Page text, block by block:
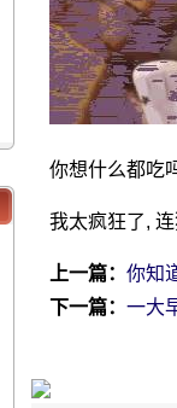
你想什么都吃
我太疯狂了,
上一篇： 你知
下一篇： 一大